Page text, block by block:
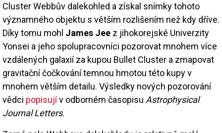
Cluster Webbův dalekohled a získal snímky tohoto
významného objektu s větším rozlišením než kdy dříve.
Díky tomu mohl James Jee z jihokorejské Univerzity
Yonsei a jeho spolupracovníci pozorovat mnohem více
vzdálených galaxií za kupou Bullet Cluster a zmapovat
gravitační čočkování temnou hmotou této kupy v
mnohem větším detailu. Výsledky nových pozorování
vědci popisujív odborném časopisu Astrophysical
Journal Letters.